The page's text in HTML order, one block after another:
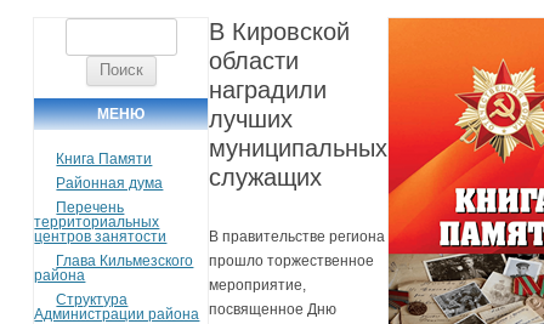
МЕНЮ
Книга Памяти
Районная дума
Перечень
территориальных
центров занятости
Глава Кильмезского
района
Структура
Администрации района
В Кировской
области
наградили
лучших
муниципальных
служащих
В правительстве региона
прошло торжественное
мероприятие,
посвященное Дню